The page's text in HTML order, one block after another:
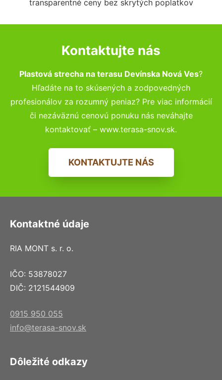
transparentné ceny bez skrytých poplatkov
Kontaktujte nás
Plastová strecha na terasu Devínska Nová Ves?
Hľadáte na to skúsených a zodpovedných
profesionálov za rozumný peniaz? Pre viac informácií
či nezáväznú cenovú ponuku nás neváhajte
kontaktovať – www.terasa-snov.sk.
KONTAKTUJTE NÁS
Kontaktné údaje
RIA MONT s. r. o.
IČO: 53878027
DIČ: 2121544909
0915 950 055
info@terasa-snov.sk
Dôležité odkazy